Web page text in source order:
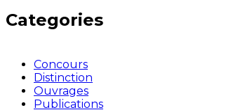
Categories
Concours
Distinction
Ouvrages
Publications